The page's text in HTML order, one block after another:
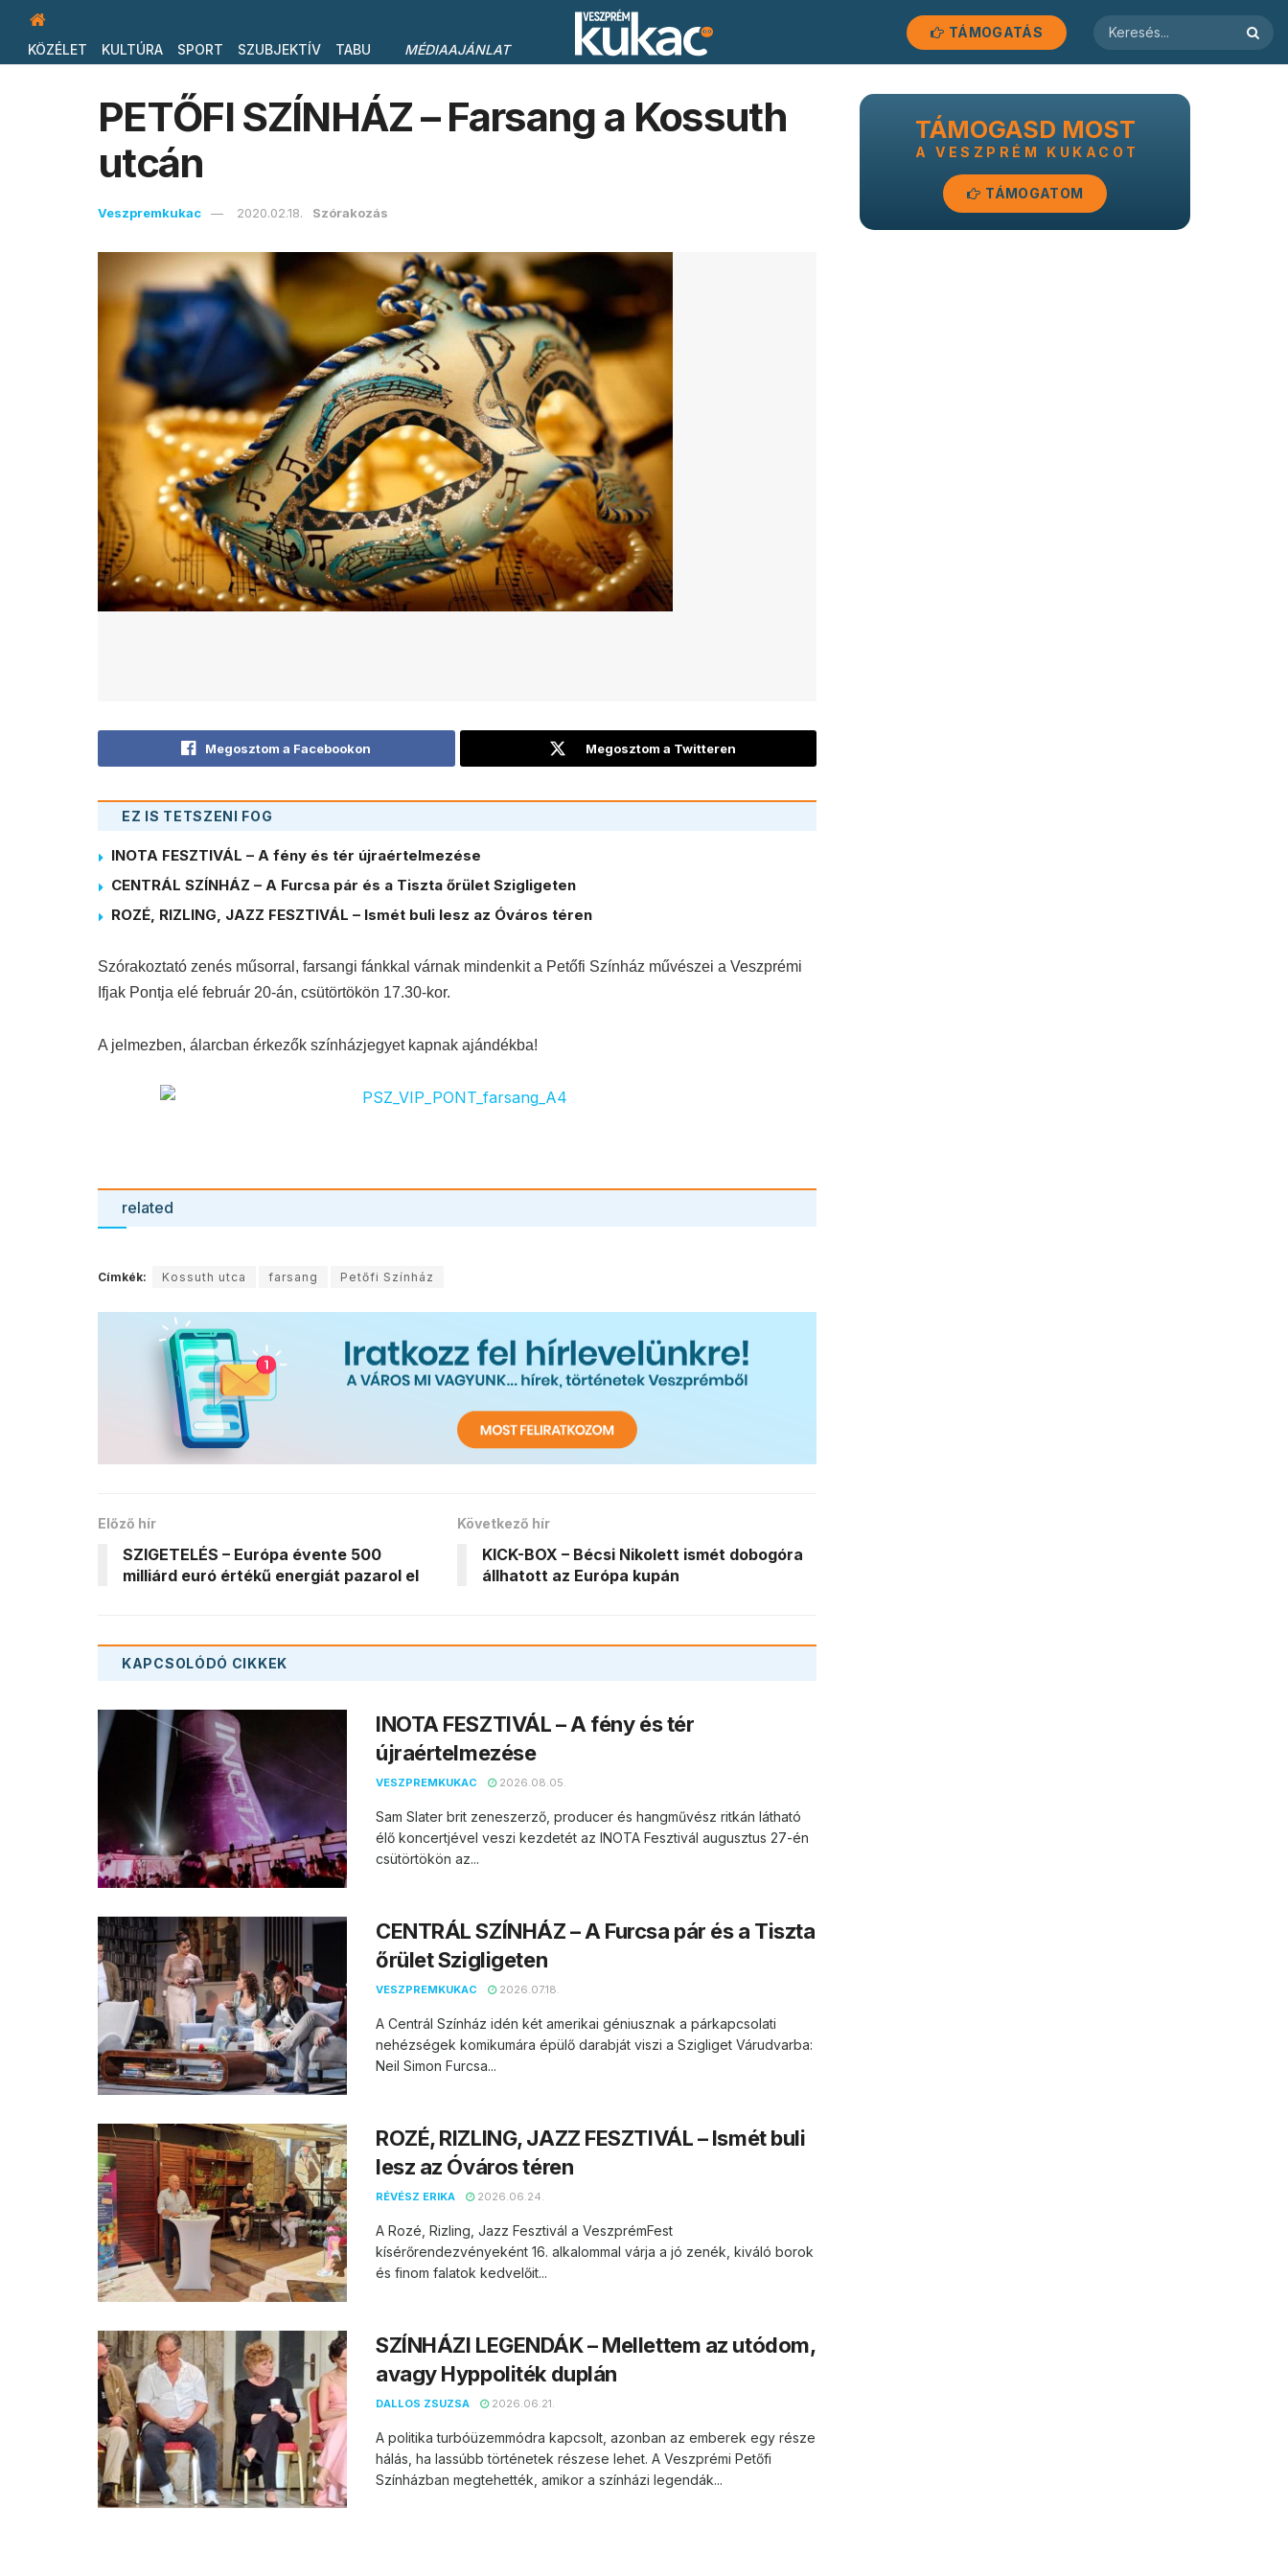
KÖZÉLET KULTÚRA SPORT SZUBJEKTÍV TABU MÉDIAAJÁNLAT
TÁMOGATÁS
PETŐFI SZÍNHÁZ – Farsang a Kossuth
utcán
Veszpremkukac 2020.02.18. Szórakozás
Megosztom a Facebookon Megosztom a Twitteren
EZ IS TETSZENI FOG
INOTA FESZTIVÁL – A fény és tér újraértelmezése
CENTRÁL SZÍNHÁZ – A Furcsa pár és a Tiszta őrület Szigligeten
ROZÉ, RIZLING, JAZZ FESZTIVÁL – Ismét buli lesz az Óváros téren
Szórakoztató zenés műsorral, farsangi fánkkal várnak mindenkit a Petőfi Színház művészei a Veszprémi
Ifjak Pontja elé február 20-án, csütörtökön 17.30-kor.
A jelmezben, álarcban érkezők színházjegyet kapnak ajándékba!
related
Címkék: Kossuth utca farsang Petőfi Színház
Előző hír
SZIGETELÉS – Európa évente 500
milliárd euró értékű energiát pazarol el
Következő hír
KICK-BOX – Bécsi Nikolett ismét dobogóra
állhatott az Európa kupán
KAPCSOLÓDÓ CIKKEK
INOTA FESZTIVÁL – A fény és tér
újraértelmezése
VESZPREMKUKAC 2026.08.05.
Sam Slater brit zeneszerző, producer és hangművész ritkán látható
élő koncertjével veszi kezdetét az INOTA Fesztivál augusztus 27-én
csütörtökön az...
CENTRÁL SZÍNHÁZ – A Furcsa pár és a Tiszta
őrület Szigligeten
VESZPREMKUKAC 2026.07.18.
A Centrál Színház idén két amerikai géniusznak a párkapcsolati
nehézségek komikumára épülő darabját viszi a Szigliget Várudvarba:
Neil Simon Furcsa...
ROZÉ, RIZLING, JAZZ FESZTIVÁL – Ismét buli
lesz az Óváros téren
RÉVÉSZ ERIKA 2026.06.24.
A Rozé, Rizling, Jazz Fesztivál a VeszprémFest
kísérőrendezvényeként 16. alkalommal várja a jó zenék, kiváló borok
és finom falatok kedvelőit...
SZÍNHÁZI LEGENDÁK – Mellettem az utódom,
avagy Hyppoliték duplán
DALLOS ZSUZSA 2026.06.21.
A politika turbóüzemmódra kapcsolt, azonban az emberek egy része
hálás, ha lassúbb történetek részese lehet. A Veszprémi Petőfi
Színházban megtehették, amikor a színházi legendák...
TÁMOGASD MOST
A VESZPRÉM KUKACOT
TÁMOGATOM